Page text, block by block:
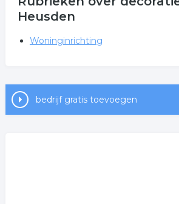
Heusden
Woninginrichting
bedrijf gratis toevoegen